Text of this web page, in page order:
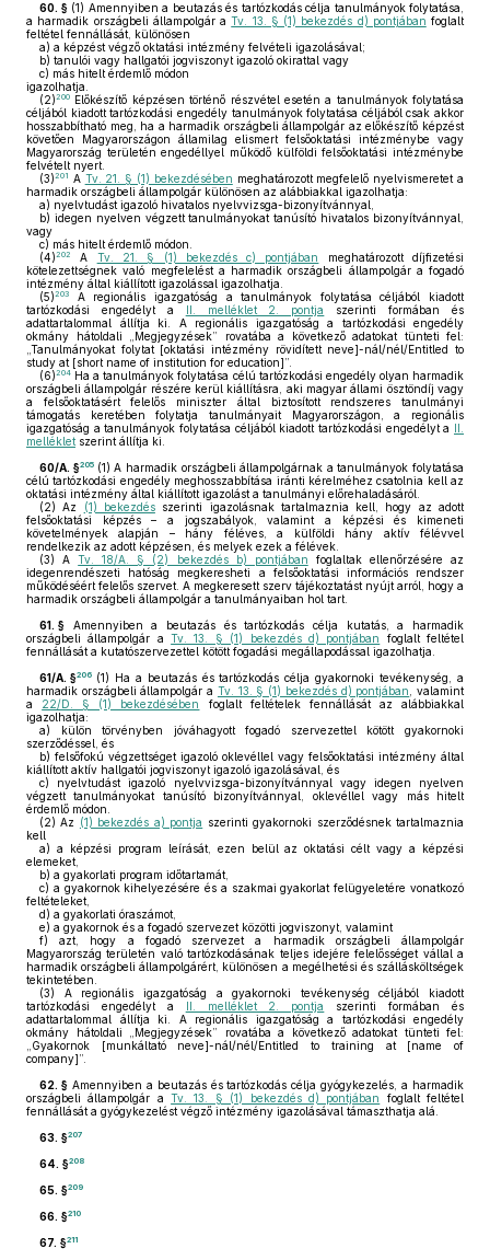
60. § (1) Amennyiben a beutazás és tartózkodás célja tanulmányok folytatása,
a harmadik országbeli állampolgár aTv. 13. § (1) bekezdés d) pontjában foglalt
feltétel fennállását, különösen
a) a képzést végző oktatási intézmény felvételi igazolásával;
b) tanulói vagy hallgatói jogviszonyt igazoló okirattal vagy
c) más hitelt érdemlő módon
igazolhatja.
(2)200 Előkészítő képzésen történő részvétel esetén a tanulmányok folytatása
céljából kiadott tartózkodási engedély tanulmányok folytatása céljából csak akkor
hosszabbítható meg, ha a harmadik országbeli állampolgár az előkészítő képzést
követően Magyarországon államilag elismert felsőoktatási intézménybe vagy
Magyarország területén engedéllyel működő külföldi felsőoktatási intézménybe
felvételt nyert.
(3)201 A Tv. 21. § (1) bekezdésében meghatározott megfelelő nyelvismeretet a
harmadik országbeli állampolgár különösen az alábbiakkal igazolhatja:
a) nyelvtudást igazoló hivatalos nyelvvizsga-bizonyítvánnyal,
b) idegen nyelven végzett tanulmányokat tanúsító hivatalos bizonyítvánnyal,
vagy
c) más hitelt érdemlő módon.
(4)202 A Tv. 21. § (1) bekezdés c) pontjában
meghatározott díjfizetési
kötelezettségnek való megfelelést a harmadik országbeli állampolgár a fogadó
intézmény által kiállított igazolással igazolhatja.
(5)203
A regionális igazgatóság a tanulmányok folytatása céljából kiadott
tartózkodási engedélyt a
II. melléklet 2. pontja
szerinti formában és
adattartalommal állítja ki. A regionális igazgatóság a tartózkodási engedély
okmány hátoldali „Megjegyzések” rovatába a következő adatokat tünteti fel:
„Tanulmányokat folytat [oktatási intézmény rövidített neve]-nál/nél/Entitled to
study at [short name of institution for education]”.
(6)204 Ha a tanulmányok folytatása célú tartózkodási engedély olyan harmadik
országbeli állampolgár részére kerül kiállításra, aki magyar állami ösztöndíj vagy
a felsőoktatásért felelős miniszter által biztosított rendszeres tanulmányi
támogatás keretében folytatja tanulmányait Magyarországon, a regionális
igazgatóság a tanulmányok folytatása céljából kiadott tartózkodási engedélyt a II.
melléklet szerint állítja ki.
60/A. §205 (1) A harmadik országbeli állampolgárnak a tanulmányok folytatása
célú tartózkodási engedély meghosszabbítása iránti kérelméhez csatolnia kell az
oktatási intézmény által kiállított igazolást a tanulmányi előrehaladásáról.
(2) Az (1) bekezdésszerinti igazolásnak tartalmaznia kell, hogy az adott
felsőoktatási képzés – a jogszabályok, valamint a képzési és kimeneti
követelmények alapján – hány féléves, a külföldi hány aktív félévvel
rendelkezik az adott képzésen, és melyek ezek a félévek.
(3) ATv. 18/A. § (2) bekezdés b) pontjában foglaltak ellenőrzésére az
idegenrendészeti hatóság megkeresheti a felsőoktatási információs rendszer
működéséért felelős szervet. A megkeresett szerv tájékoztatást nyújt arról, hogy a
harmadik országbeli állampolgár a tanulmányaiban hol tart.
61. § Amennyiben a beutazás és tartózkodás célja kutatás, a harmadik
országbeli állampolgár aTv. 13. § (1) bekezdés d) pontjában
foglalt feltétel
fennállását a kutatószervezettel kötött fogadási megállapodással igazolhatja.
61/A. §206 (1) Ha a beutazás és tartózkodás célja gyakornoki tevékenység, a
harmadik országbeli állampolgár a Tv. 13. § (1) bekezdés d) pontjában
, valamint
a 22/D. § (1) bekezdésében
foglalt feltételek fennállását az alábbiakkal
igazolhatja:
a) külön törvényben jóváhagyott fogadó szervezettel kötött gyakornoki
szerződéssel, és
b) felsőfokú végzettséget igazoló oklevéllel vagy felsőoktatási intézmény által
kiállított aktív hallgatói jogviszonyt igazoló igazolásával, és
c) nyelvtudást igazoló nyelvvizsga-bizonyítvánnyal vagy idegen nyelven
végzett tanulmányokat tanúsító bizonyítvánnyal, oklevéllel vagy más hitelt
érdemlő módon.
(2) Az (1) bekezdés a) pontja szerinti gyakornoki szerződésnek tartalmaznia
kell
a) a képzési program leírását, ezen belül az oktatási célt vagy a képzési
elemeket,
b) a gyakorlati program időtartamát,
c) a gyakornok kihelyezésére és a szakmai gyakorlat felügyeletére vonatkozó
feltételeket,
d) a gyakorlati óraszámot,
e) a gyakornok és a fogadó szervezet közötti jogviszonyt, valamint
f) azt, hogy a fogadó szervezet a harmadik országbeli állampolgár
Magyarország területén való tartózkodásának teljes idejére felelősséget vállal a
harmadik országbeli állampolgárért, különösen a megélhetési és szállásköltségek
tekintetében.
(3) A regionális igazgatóság a gyakornoki tevékenység céljából kiadott
tartózkodási engedélyt a
II. melléklet 2. pontja
szerinti formában és
adattartalommal állítja ki. A regionális igazgatóság a tartózkodási engedély
okmány hátoldali „Megjegyzések” rovatába a következő adatokat tünteti fel:
„Gyakornok [munkáltató neve]-nál/nél/Entitled to training at [name of
company]”.
62. § Amennyiben a beutazás és tartózkodás célja gyógykezelés, a harmadik
országbeli állampolgár aTv. 13. § (1) bekezdés d) pontjában
foglalt feltétel
fennállását a gyógykezelést végző intézmény igazolásával támaszthatja alá.
63. §207
64. §208
65. §209
66. §210
67. §211